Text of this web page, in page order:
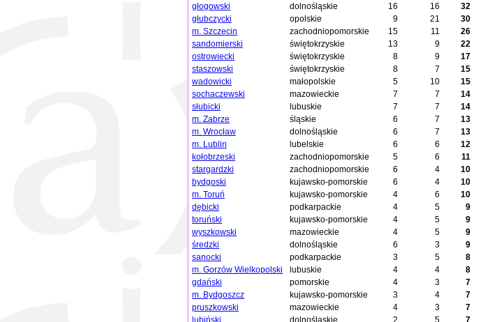
głogowski
dolnośląskie 16 16 32
głubczycki
opolskie 9 21 30
m. Szczecin
zachodniopomorskie 15 11 26
sandomierski
świętokrzyskie 13 9 22
ostrowiecki
świętokrzyskie 8 9 17
staszowski
świętokrzyskie 8 7 15
wadowicki
małopolskie 5 10 15
sochaczewski
mazowieckie 7 7 14
słubicki
lubuskie 7 7 14
m. Zabrze
śląskie 6 7 13
m. Wrocław
dolnośląskie 6 7 13
m. Lublin
lubelskie 6 6 12
kołobrzeski
zachodniopomorskie 5 6 11
stargardzki
zachodniopomorskie 6 4 10
bydgoski
kujawsko-pomorskie 6 4 10
m. Toruń
kujawsko-pomorskie 4 6 10
dębicki
podkarpackie 4 5 9
toruński
kujawsko-pomorskie 4 5 9
wyszkowski
mazowieckie 4 5 9
średzki
dolnośląskie 6 3 9
sanocki
podkarpackie 3 5 8
m. Gorzów Wielkopolski
lubuskie 4 4 8
gdański
pomorskie 4 3 7
m. Bydgoszcz
kujawsko-pomorskie 3 4 7
pruszkowski
mazowieckie 4 3 7
lubiński
dolnośląskie 2 5 7